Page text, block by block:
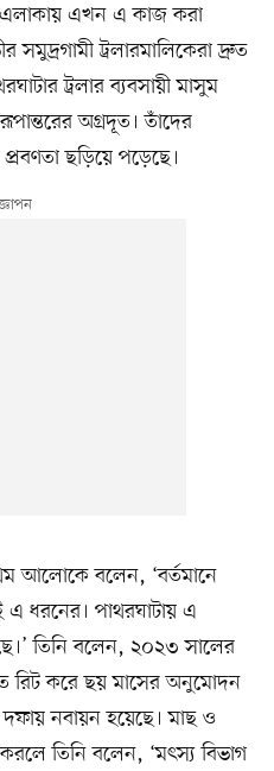
এলাকায় এখন এ কাজ করা
ট্রলারমালিকেরা দ্রুত
ট্রলার ব্যবসায়ী মাসুম
অগ্রদূত। তাঁদের
ছড়িয়ে পড়েছে।
আলোকে বলেন, ‘বর্তমানে
ধরনের। পাথরঘাটায় এ
তিনি বলেন, ২০২৩ সালের
রিট করে ছয় মাসের অনুমোদন
নবায়ন হয়েছে। মাছ ও
করলে তিনি বলেন, ‘মৎস্য বিভাগ